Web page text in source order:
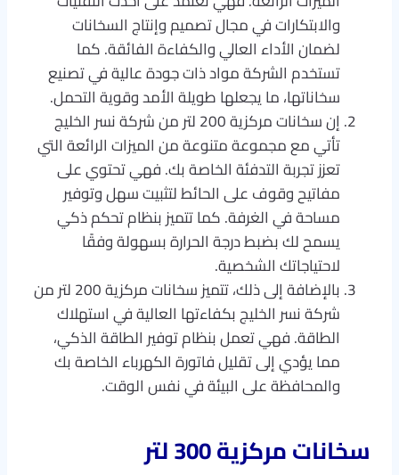
والابتكارات في مجال تصميم وإنتاج السخانات
لضمان الأداء العالي والكفاءة الفائقة. كما
تستخدم الشركة مواد ذات جودة عالية في تصنيع
سخاناتها، ما يجعلها طويلة الأمد وقوية التحمل.
إن سخانات مركزية 200 لتر من شركة نسر الخليج
تأتي مع مجموعة متنوعة من الميزات الرائعة التي
تعزز تجربة التدفئة الخاصة بك. فهي تحتوي على
مفاتيح وقوف على الحائط لتثبيت سهل وتوفير
مساحة في الغرفة. كما تتميز بنظام تحكم ذكي
يسمح لك بضبط درجة الحرارة بسهولة وفقًا
لاحتياجاتك الشخصية.
بالإضافة إلى ذلك، تتميز سخانات مركزية 200 لتر من
شركة نسر الخليج بكفاءتها العالية في استهلاك
الطاقة. فهي تعمل بنظام توفير الطاقة الذكي،
مما يؤدي إلى تقليل فاتورة الكهرباء الخاصة بك
والمحافظة على البيئة في نفس الوقت.
سخانات مركزية 300 لتر